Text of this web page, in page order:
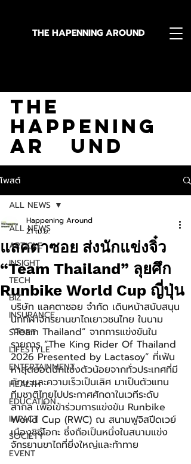
THE HAPENNING AROUND
The
Happening
Ar und
โพสต์
ALL NEWS
ARTICLE
INSIGHT
TECH
BIZ
INSURANCE
SPORT
LIFESTYLE
ENTERTAINMENT
HEALTH
EDUCATION
IMPACT
SOCIETY
EVENT
ALL NEWS
แลคตาซอย ส่งนักแข่งจิ๋ว
“Team Thailand” ลุยศึก
Runbike World Cup ญี่ปุ่น
Happening Around
21 เม.ย.
บริษัท แลคตาซอย จำกัด เดินหน้าสนับสนุน
นักกีฬาจักรยานขาไถเยาวชนไทย ในนาม
“Team Thailand” จากการแข่งขันใน
รายการ “The King Rider Of Thailand
2026 Presented by Lactasoy” ที่เฟ้น
หาสุดยอดนักแข่งตัวน้อยจากทั่วประเทศที่มี
ทักษะและความเร็วเป็นเลิศ มาเป็นตัวแทน
ทีมชาติไทยไปประกาศศักดาในเวทีระดับ
สากล เพื่อเข้าร่วมการแข่งขัน Runbike
World Cup (RWC) ณ สนามฟูจิสปีดเวย์
เมืองชิซึโอกะ ซึ่งถือเป็นหนึ่งในสนามแข่ง
จักรยานขาไถที่ยิ่งใหญ่และท้าทาย